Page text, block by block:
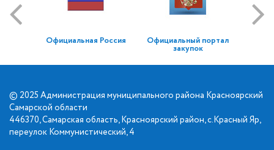
Официальная Россия Официальный портал
закупок
© 2025 Администрация муниципального района Красноярский
Самарской области
446370, Самарская область, Красноярский район, с.Красный Яр,
переулок Коммунистический, 4